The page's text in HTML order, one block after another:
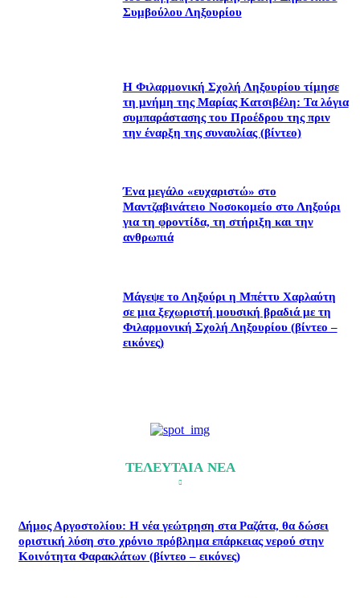
Συμβούλου Ληξουρίου
Η Φιλαρμονική Σχολή Ληξουρίου τίμησε
τη μνήμη της Μαρίας Κατσιβέλη: Τα λόγια
συμπαράστασης του Προέδρου της πριν
την έναρξη της συναυλίας (βίντεο)
Ένα μεγάλο «ευχαριστώ» στο
Μαντζαβινάτειο Νοσοκομείο στο Ληξούρι
για τη φροντίδα, τη στήριξη και την
ανθρωπιά
Μάγεψε το Ληξούρι η Μπέττυ Χαρλαύτη
σε μια ξεχωριστή μουσική βραδιά με τη
Φιλαρμονική Σχολή Ληξουρίου (βίντεο –
εικόνες)
ΤΕΛΕΥΤΑΙΑ ΝΕΑ
Δήμος Αργοστολίου: Η νέα γεώτρηση στα Ραζάτα, θα δώσει
οριστική λύση στο χρόνιο πρόβλημα επάρκειας νερού στην
Κοινότητα Φαρακλάτων (βίντεο – εικόνες)